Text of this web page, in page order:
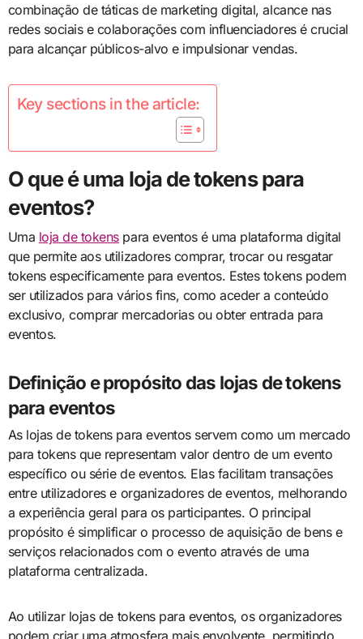
combinação de táticas de marketing digital, alcance nas
redes sociais e colaborações com influenciadores é crucial
para alcançar públicos-alvo e impulsionar vendas.
Key sections in the article:
O que é uma loja de tokens para
eventos?
Uma loja de tokenspara eventos é uma plataforma digital
que permite aos utilizadores comprar, trocar ou resgatar
tokens especificamente para eventos. Estes tokens podem
ser utilizados para vários fins, como aceder a conteúdo
exclusivo, comprar mercadorias ou obter entrada para
eventos.
Definição e propósito das lojas de tokens
para eventos
As lojas de tokens para eventos servem como um mercado
para tokens que representam valor dentro de um evento
específico ou série de eventos. Elas facilitam transações
entre utilizadores e organizadores de eventos, melhorando
a experiência geral para os participantes. O principal
propósito é simplificar o processo de aquisição de bens e
serviços relacionados com o evento através de uma
plataforma centralizada.
Ao utilizar lojas de tokens para eventos, os organizadores